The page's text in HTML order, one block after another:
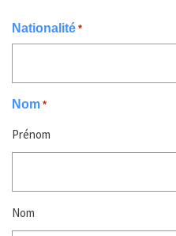
Nationalité *
Nom *
Prénom
Nom